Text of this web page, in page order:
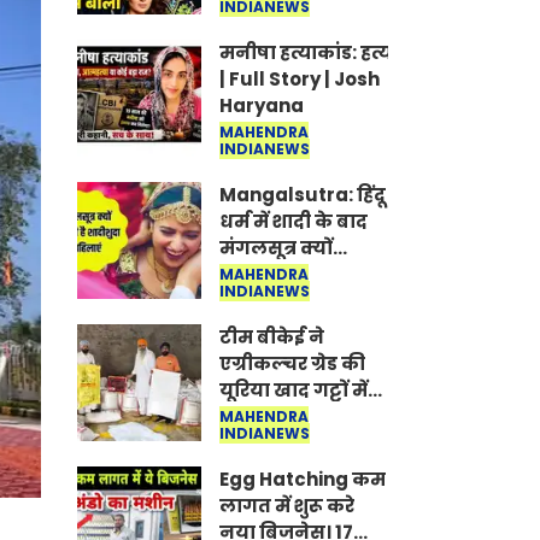
Jantar-Mantar |
CJP protest
INDIANEWS
मनीषा हत्याकांड: हत्या, आत्महत्या या
| Full Story | Josh
Haryana
MAHENDRA
INDIANEWS
Mangalsutra: हिंदू
धर्म में शादी के बाद
मंगलसूत्र क्यों
पहनती है महिलाएं,
किसने शुरु की ये
परंपरा
MAHENDRA
INDIANEWS
टीम बीकेई ने
एग्रीकल्चर ग्रेड की
यूरिया खाद गट्टों में
बदलकर टेक्निकल
ग्रेड में बेचने वालों पर
करवाई कार्रवाई:
लखविंदर सिंह
औलख
MAHENDRA
INDIANEWS
Egg Hatching कम
लागत में शुरू करे
नया बिजनेस। 17